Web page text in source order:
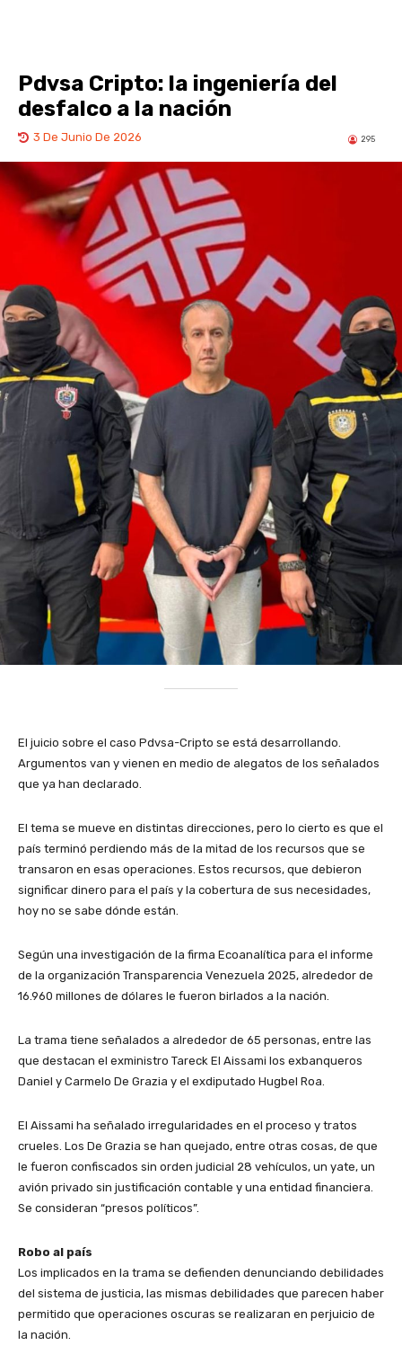
Pdvsa Cripto: la ingeniería del
desfalco a la nación
3 De Junio De 2026 295
El juicio sobre el caso Pdvsa-Cripto se está desarrollando.
Argumentos van y vienen en medio de alegatos de los señalados
que ya han declarado.
El tema se mueve en distintas direcciones, pero lo cierto es que el
país terminó perdiendo más de la mitad de los recursos que se
transaron en esas operaciones. Estos recursos, que debieron
significar dinero para el país y la cobertura de sus necesidades,
hoy no se sabe dónde están.
Según una investigación de la firma Ecoanalítica para el informe
de la organización Transparencia Venezuela 2025, alrededor de
16.960 millones de dólares le fueron birlados a la nación.
La trama tiene señalados a alrededor de 65 personas, entre las
que destacan el exministro Tareck El Aissami los exbanqueros
Daniel y Carmelo De Grazia y el exdiputado Hugbel Roa.
El Aissami ha señalado irregularidades en el proceso y tratos
crueles. Los De Grazia se han quejado, entre otras cosas, de que
le fueron confiscados sin orden judicial 28 vehículos, un yate, un
avión privado sin justificación contable y una entidad financiera.
Se consideran “presos políticos”.
Robo al país
Los implicados en la trama se defienden denunciando debilidades
del sistema de justicia, las mismas debilidades que parecen haber
permitido que operaciones oscuras se realizaran en perjuicio de
la nación.